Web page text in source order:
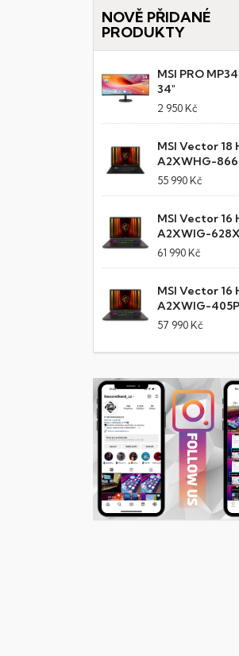
NOVĚ PŘIDANÉ
PRODUKTY
MSI PRO
34"
2 950 Kč
MSI Vector 18
A2XWHG-
55 990 Kč
MSI Vector 16
A2XWIG-
61 990 Kč
MSI Vector 16
A2XWIG-
57 990 Kč